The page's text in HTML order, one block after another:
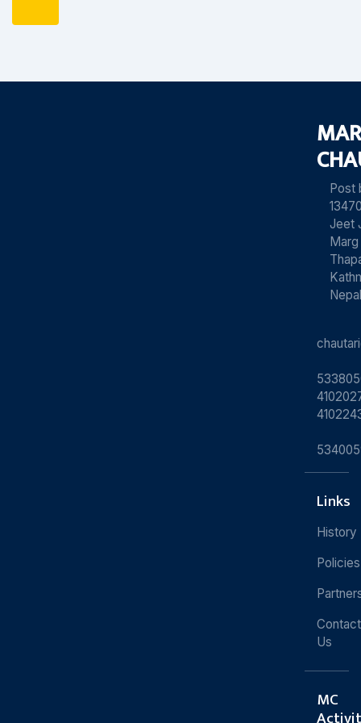
Post
Jeet
Marg
Nepal
Links
History
Policies
Contact
Us
MC